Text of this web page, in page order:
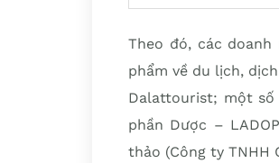
Theo đó, các
phẩm về du lịch,
Dalattourist; một số
phần Dược –
thảo (Công ty TNHH